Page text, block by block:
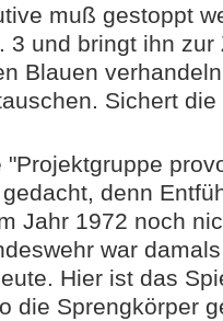
muß gestoppt
3 und bringt ihn
Blauen
Sichert
"Projektgruppe
denn
Jahr 1972 noch
war
Hier ist das
die Sprengkörper